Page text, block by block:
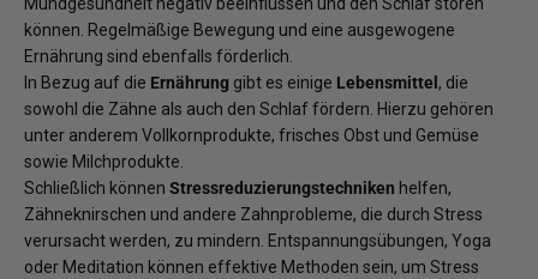
können. Regelmäßige Bewegung und eine ausgewogene
Ernährung sind ebenfalls förderlich.
In Bezug auf die Ernährung gibt es einige Lebensmittel , die
sowohl die Zähne als auch den Schlaf fördern. Hierzu gehören
unter anderem Vollkornprodukte, frisches Obst und Gemüse
sowie Milchprodukte.
Schließlich können Stressreduzierungstechniken helfen,
Zähneknirschen und andere Zahnprobleme, die durch Stress
verursacht werden, zu mindern. Entspannungsübungen, Yoga
oder Meditation können effektive Methoden sein, um Stress